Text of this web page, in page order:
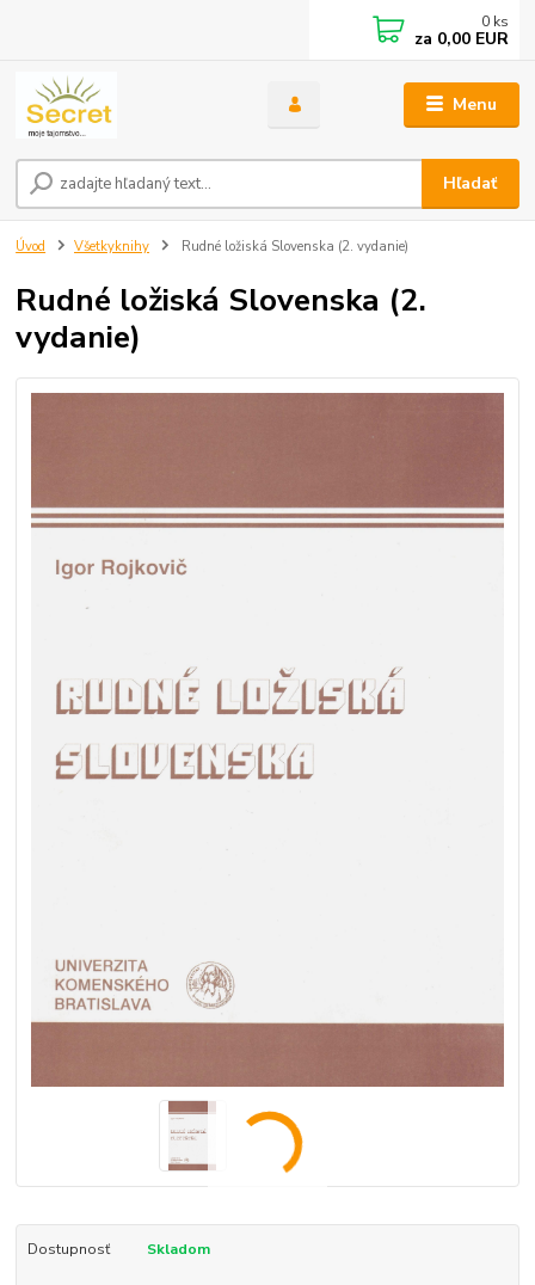
Menu
Hľadať
0 ks
za 0,00 EUR
Úvod Všetkyknihy Rudné ložiská Slovenska (2. vydanie)
Rudné ložiská Slovenska (2.
vydanie)
Dostupnosť Skladom